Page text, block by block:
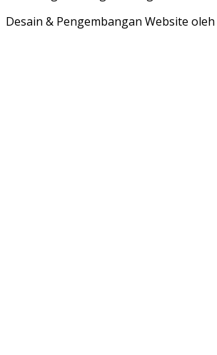
Desain & Pengembangan Website oleh